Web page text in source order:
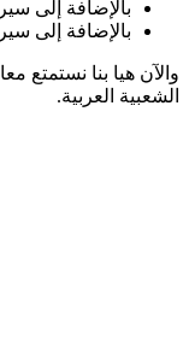
بالإضافة إلى
بالإضافة إلى
والآن هيا بنا نستمتع
الشعبية العربية.